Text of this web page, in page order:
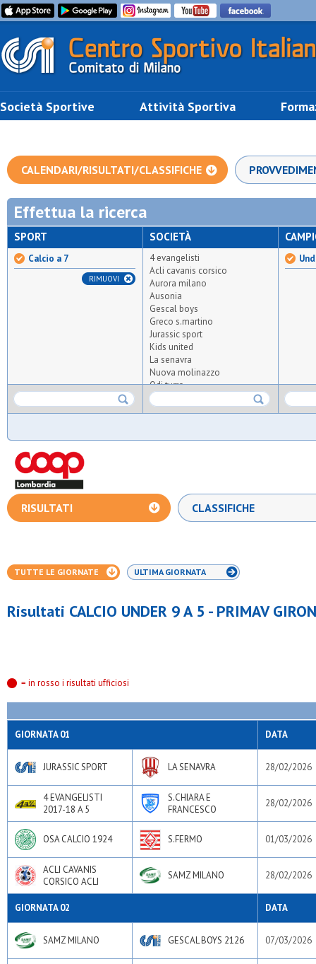
Società Sportive Attività Sportiva
CALENDARI/RISULTATI/CLASSIFICHE
Effettua la ricerca
SPORT
Calcio a 7
RIMUOVI
SOCIETÀ
4 evangelisti
Acli cavanis corsico
Aurora milano
Ausonia
Gescal boys
Greco s.martino
Jurassic sport
Kids united
La senavra
Nuova molinazzo
Odi turro
Oro
Orpas
S.ilario
S.pietro rho
Samz milano
Upg
Villa raverio
RISULTATI CLASSIFICHE
TUTTE LE GIORNATE ULTIMA GIORNATA
Risultati CALCIO UNDER 9 A 5 - PRIMAV
= in rosso i risultati ufficiosi
GIORNATA 01 DATA
JURASSIC SPORT LA SENAVRA 28/02/2026
4 EVANGELISTI
2017-18 A 5
S.CHIARA E
FRANCESCO
28/02/2026
OSA CALCIO 1924 S.FERMO 01/03/2026
ACLI CAVANIS
CORSICO ACLI
SAMZ MILANO 28/02/2026
GIORNATA 02 DATA
SAMZ MILANO GESCAL BOYS 2126 07/03/2026